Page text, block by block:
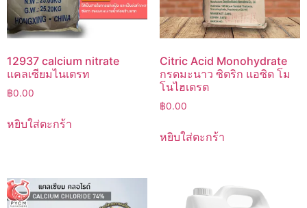
12937 calcium nitrate
แคลเซียมไนเตรท
฿0.00
หยิบใส่ตะกร้า
Citric Acid Monohydrate
กรดมะนาว ซิตริก แอซิด โม
โนไฮเดรต
฿0.00
หยิบใส่ตะกร้า